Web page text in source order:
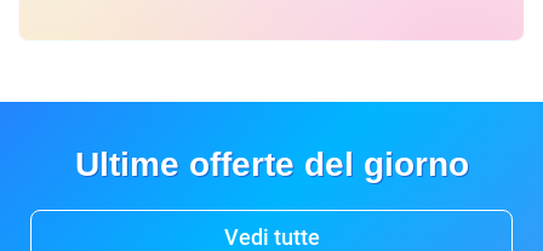
Ultime offerte del giorno
Vedi tutte